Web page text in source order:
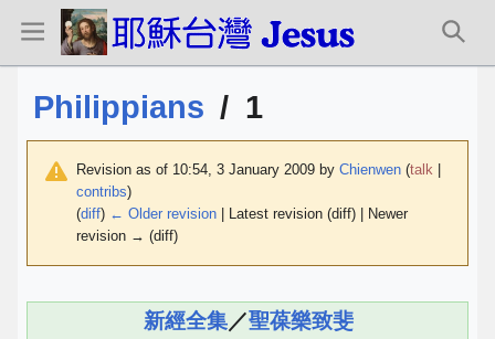
Philippians / 1
Revision as of 10:54, 3 January 2009 by Chienwen (talk
contribs)
(diff) ← Older revision | Latest revision (diff) | Newer
revision → (diff)
新經全集／聖葆樂致斐